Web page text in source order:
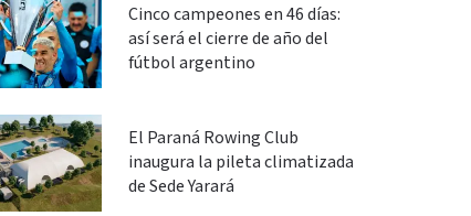
Cinco campeones en 46 días:
así será el cierre de año del
fútbol argentino
El Paraná Rowing Club
inaugura la pileta climatizada
de Sede Yarará